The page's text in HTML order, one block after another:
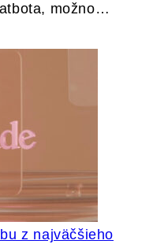
možno…
z najväčšieho